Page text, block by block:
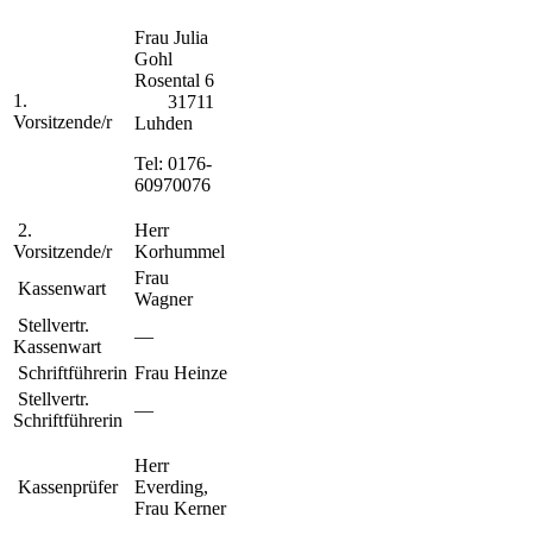
1.
Vorsitzende/r
Frau Julia
Gohl
Rosental 6
31711
Luhden
Tel: 0176-
60970076
2.
Vorsitzende/r
Herr
Korhummel
Kassenwart
Frau
Wagner
Stellvertr.
Kassenwart
—
Schriftführerin Frau Heinze
Stellvertr.
Schriftführerin
—
Kassenprüfer
Herr
Everding,
Frau Kerner